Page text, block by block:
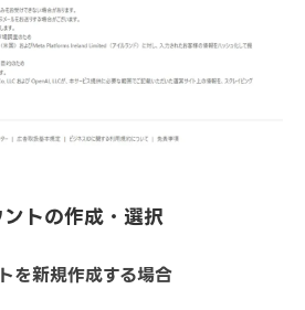
トの作成・選択
を新規作成する場合